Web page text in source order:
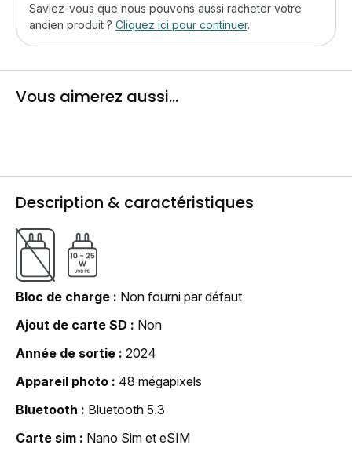
Saviez-vous que nous pouvons aussi racheter votre
ancien produit ? Cliquez ici pour continuer.
Vous aimerez aussi...
Description & caractéristiques
Bloc de charge
Non fourni par défaut
Ajout de carte SD
Non
Année de sortie
2024
Appareil photo
48 mégapixels
Bluetooth
Bluetooth 5.3
Carte sim
Nano Sim et eSIM